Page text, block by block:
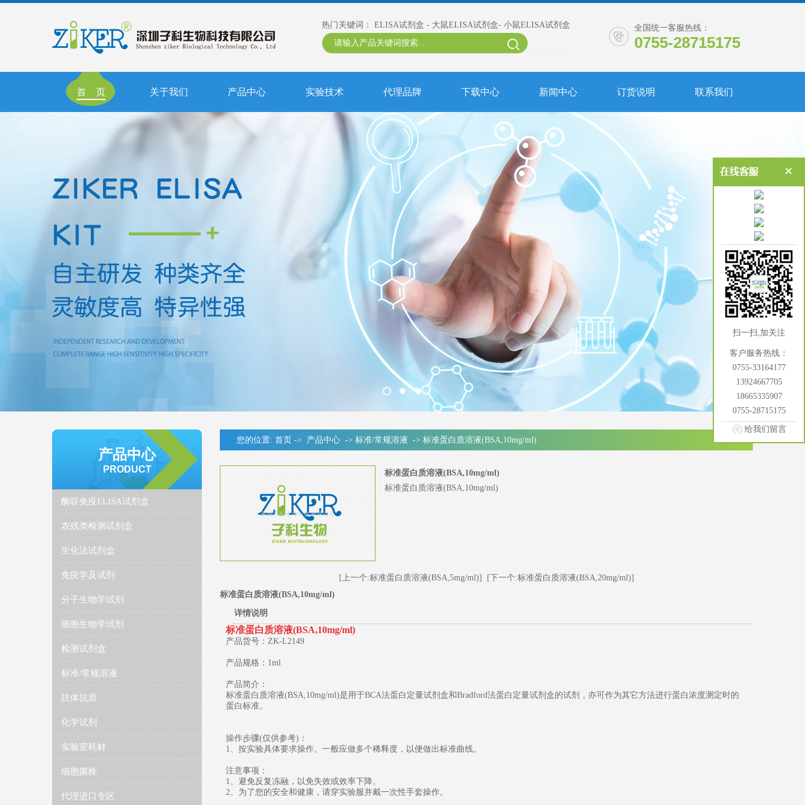
热门关键词： ELISA试剂盒 - 大鼠ELISA试剂盒- 小鼠ELISA试剂盒 全国统一客服热线：
0755-28715175
首 页 关于我们 产品中心 实验技术 代理品牌 下载中心 新闻中心 订货说明 联系我们
产品中心
PRODUCT
酶联免疫ELISA试剂盒
农残类检测试剂盒
生化法试剂盒
免疫学及试剂
分子生物学试剂
细胞生物学试剂
检测试剂盒
标准/常规溶液
抗体抗原
化学试剂
实验室耗材
细胞菌株
代理进口专区
您的位置: 首页 -> 产品中心 -> 标准/常规溶液 -> 标准蛋白质溶液(BSA,10mg/ml)
标准蛋白质溶液(BSA,10mg/ml)
标准蛋白质溶液(BSA,10mg/ml)
[上一个:标准蛋白质溶液(BSA,5mg/ml)]
[下一个:标准蛋白质溶液(BSA,20mg/ml)]
标准蛋白质溶液(BSA,10mg/ml)
详情说明
​标准蛋白质溶液(BSA,10mg/ml)
产品货号：ZK-L2149
产品规格：1ml
产品简介：
标准蛋白质溶液(BSA,10mg/ml)是用于BCA法蛋白定量试剂盒和Bradford法蛋白定量试剂盒的试剂，亦可作为其它方法进行蛋白浓度测定时的
蛋白标准。
操作步骤(仅供参考)：
1、按实验具体要求操作。一般应做多个稀释度，以便做出标准曲线。
注意事项：
1、避免反复冻融，以免失效或效率下降。
2、为了您的安全和健康，请穿实验服并戴一次性手套操作。
扫一扫,加关注
客户服务热线：
0755-33164177
13924667705
18665335907
0755-28715175
给我们留言